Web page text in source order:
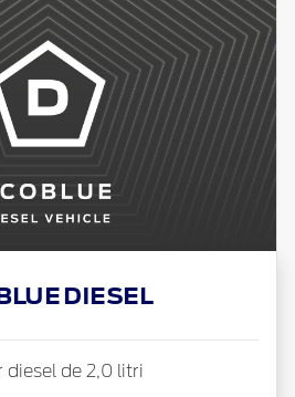
DIESEL
diesel de 2,0 litri